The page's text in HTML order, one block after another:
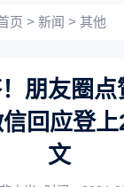
页 >新闻 >其他
朋友圈
回应登
文